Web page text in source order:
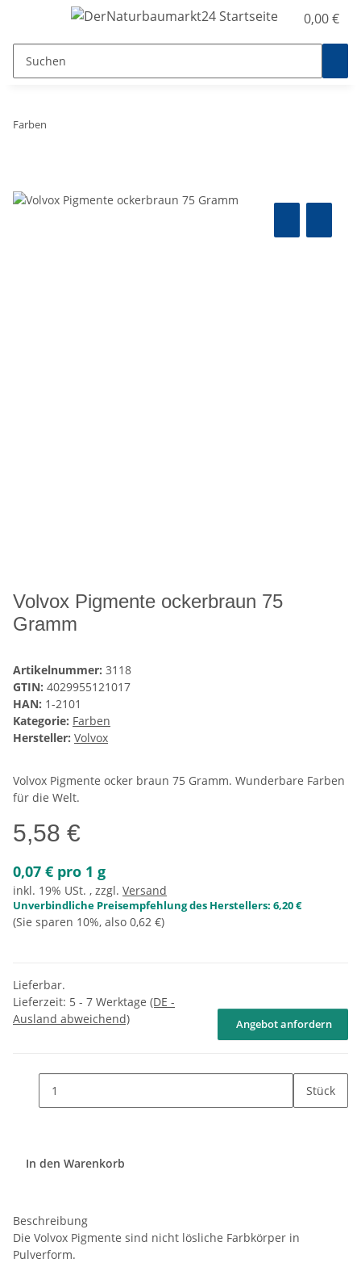
0,00 €
Farben
Volvox Pigmente ockerbraun 75
Gramm
Artikelnummer: 3118
GTIN: 4029955121017
HAN: 1-2101
Kategorie: Farben
Hersteller: Volvox
Volvox Pigmente ocker braun 75 Gramm. Wunderbare Farben
für die Welt.
5,58 €
0,07 € pro 1 g
inkl. 19% USt. , zzgl. Versand
Unverbindliche Preisempfehlung des Herstellers: 6,20 €
(Sie sparen 10%, also 0,62 €)
Lieferbar.
Lieferzeit: 5 - 7 Werktage (DE -
Ausland abweichend)
Angebot anfordern
Stück
In den Warenkorb
Beschreibung
Die Volvox Pigmente sind nicht lösliche Farbkörper in
Pulverform.